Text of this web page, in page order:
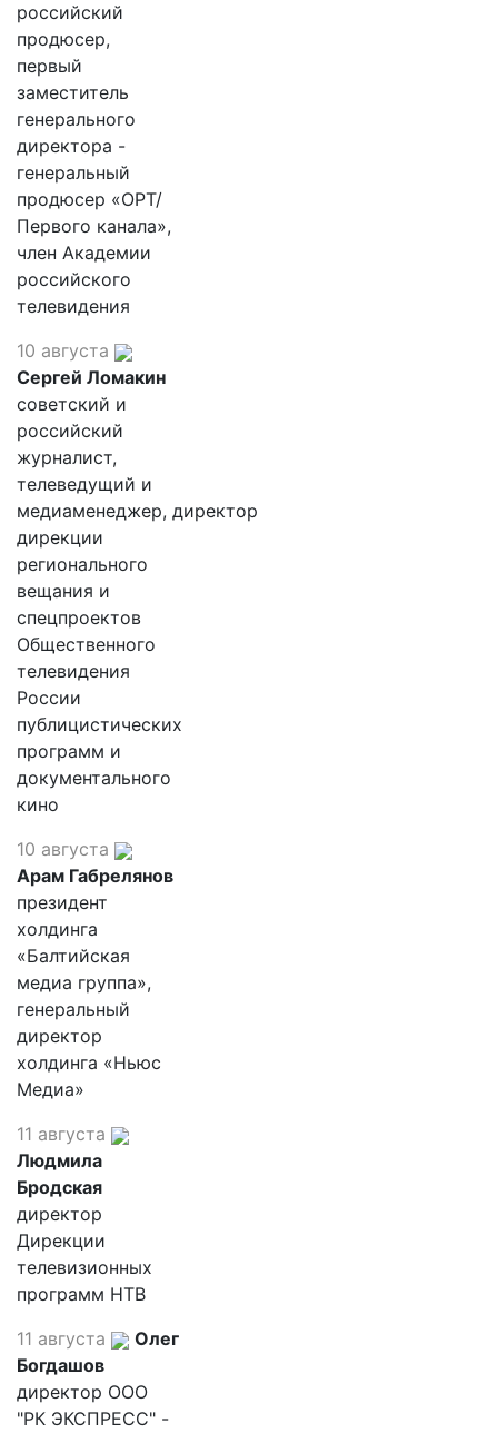
российский
продюсер,
первый
заместитель
генерального
директора -
генеральный
продюсер «ОРТ/
Первого канала»,
член Академии
российского
телевидения
10 августа
Сергей Ломакин
советский и
российский
журналист,
телеведущий и
медиаменеджер, директор
дирекции
регионального
вещания и
спецпроектов
Общественного
телевидения
России
публицистических
программ и
документального
кино
10 августа
Арам Габрелянов
президент
холдинга
«Балтийская
медиа группа»,
генеральный
директор
холдинга «Ньюс
Медиа»
11 августа
Людмила
Бродская
директор
Дирекции
телевизионных
программ НТВ
11 августа
Олег
Богдашов
директор ООО
"РК ЭКСПРЕСС" -